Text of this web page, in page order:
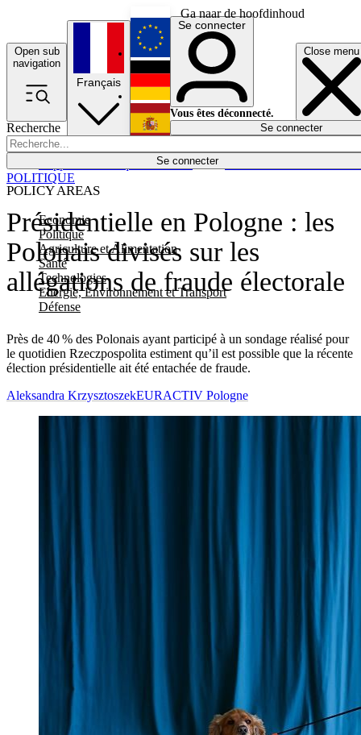
Ga naar de hoofdinhoud
Open sub
navigation
Close menu
Recherche
Se connecter
POLICY AREAS
Economie
Politique
Agriculture et Alimentation
Santé
Technologies
Energie, Environnement et Transport
Défense
Économie
Français
English
Deutsch
Español
Se connecter
Vous êtes déconnecté.
Se connecter
Présidentielle en Pologne : les
Polonais divisés sur les
allégations de fraude électorale
Près de 40 % des Polonais ayant participé à un sondage réalisé pour
le quotidien Rzeczpospolita estiment qu’il est possible que la récente
élection présidentielle ait été entachée de fraude.
POLITIQUE
Aleksandra KrzysztoszekEURACTIV Pologne